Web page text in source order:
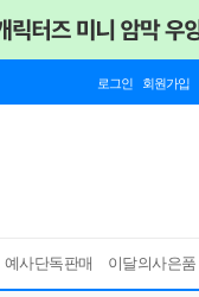
로그인 회원가입
예사단독판매 이달의사은품